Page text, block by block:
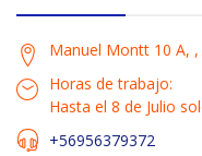
Manuel Montt 10 A, ,
Horas de trabajo:
Hasta el 8 de Julio
+56956379372